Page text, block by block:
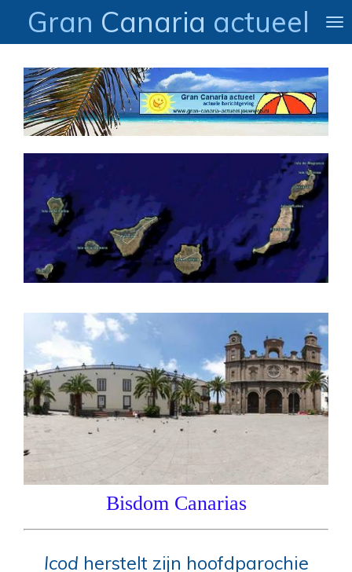
direct
hoofdinhoud
Gran Canaria actueel
Bisdom Canarias
Icod herstelt zijn hoofdparochie